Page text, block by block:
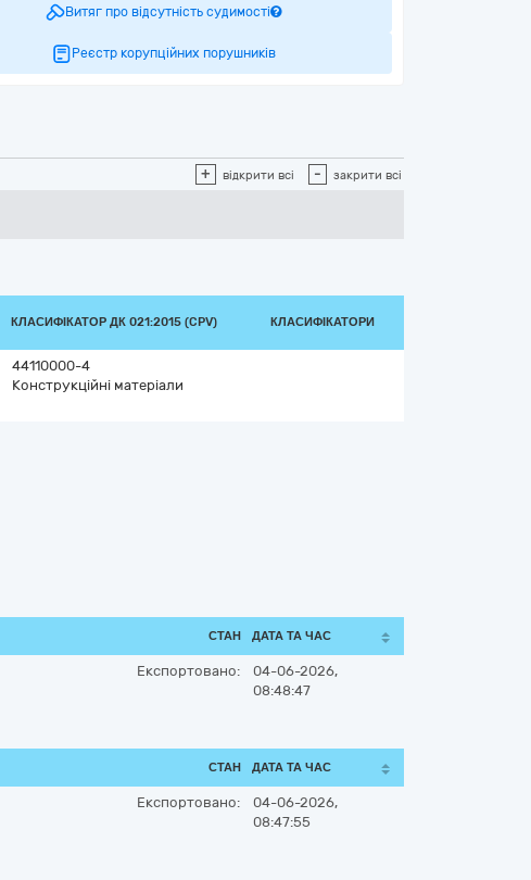
Витяг про відсутність судимості
Реєстр корупційних порушників
+ відкрити всі - закрити всі
КЛАСИФІКАТОР ДК 021:2015 (CPV) КЛАСИФІКАТОРИ
44110000-4
Конструкційні матеріали
СТАН ДАТА ТА ЧАС
Експортовано:
04-06-2026,
08:48:47
СТАН ДАТА ТА ЧАС
Експортовано:
04-06-2026,
08:47:55